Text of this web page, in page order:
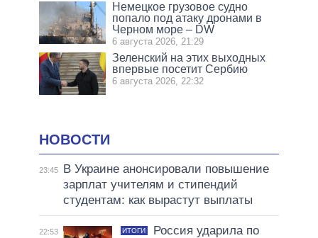
Немецкое грузовое судно
попало под атаку дронами в
Черном море – DW
6 августа 2026, 21:29
Зеленский на этих выходных
впервые посетит Сербию
6 августа 2026, 22:32
НОВОСТИ
23:45
В Украине анонсировали повышение
зарплат учителям и стипендий
студентам: как вырастут выплаты
22:53 ИТОГИ
Россия ударила по